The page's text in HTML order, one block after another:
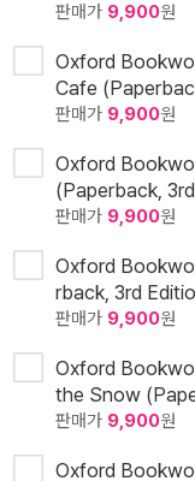
판매가 9,900원
Oxford
Cafe
판매가 9,900원
Oxford
(Paperback,
판매가 9,900원
Oxford
rback, 3rd
판매가 9,900원
Oxford
the Snow
판매가 9,900원
Oxford